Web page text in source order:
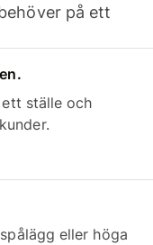
på ett
ställe och
eller höga